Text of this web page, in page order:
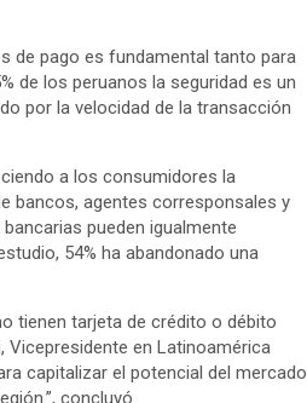
de pago es fundamental tanto para
de los peruanos la seguridad es un
por la velocidad de la transacción
a los consumidores la
bancos, agentes corresponsales y
pueden igualmente
54% ha abandonado una
tienen tarjeta de crédito o débito
Vicepresidente en Latinoamérica
capitalizar el potencial del mercado
concluyó.